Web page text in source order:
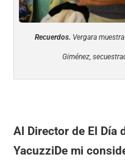
Recuerdos. Vergara
Giménez,
Al Director de El Día
YacuzziDe mi